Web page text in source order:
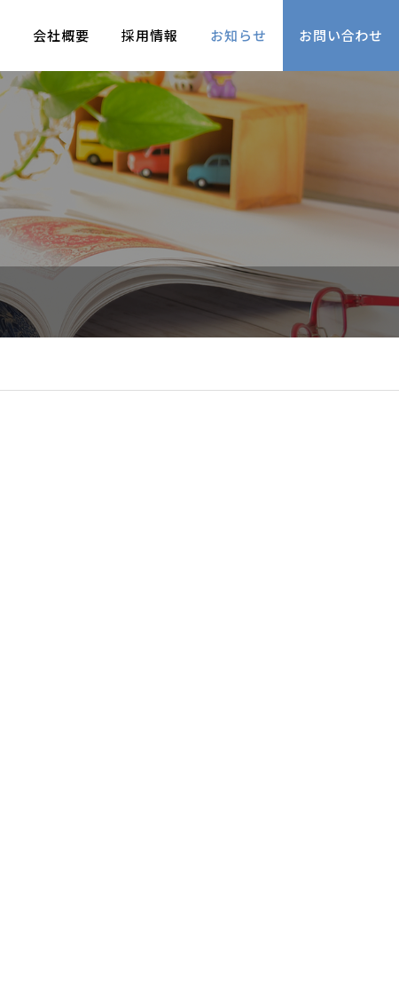
会社概要 採用情報 お知らせ お問い合わせ